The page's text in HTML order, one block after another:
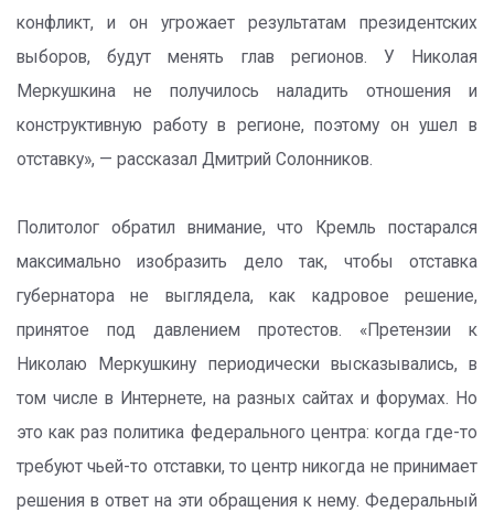
конфликт, и он угрожает результатам президентских
выборов, будут менять глав регионов. У Николая
Меркушкина не получилось наладить отношения и
конструктивную работу в регионе, поэтому он ушел в
отставку», — рассказал Дмитрий Солонников.
Политолог обратил внимание, что Кремль постарался
максимально изобразить дело так, чтобы отставка
губернатора не выглядела, как кадровое решение,
принятое под давлением протестов. «Претензии к
Николаю Меркушкину периодически высказывались, в
том числе в Интернете, на разных сайтах и форумах. Но
это как раз политика федерального центра: когда где-то
требуют чьей-то отставки, то центр никогда не принимает
решения в ответ на эти обращения к нему. Федеральный